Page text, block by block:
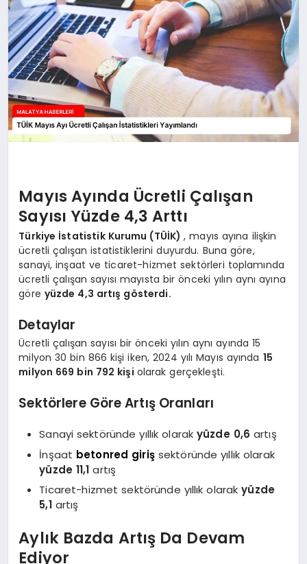
SAĞLIK
SIYASET
SPOR
Mayıs Ayında Ücretli Çalışan
Sayısı Yüzde 4,3 Arttı
Türkiye İstatistik Kurumu (TÜİK), mayıs ayına ilişkin
ücretli çalışan istatistiklerini duyurdu. Buna göre,
sanayi, inşaat ve ticaret-hizmet sektörleri toplamında
ücretli çalışan sayısı mayısta bir önceki yılın aynı ayına
göre yüzde 4,3 artış gösterdi.
Detaylar
Ücretli çalışan sayısı bir önceki yılın aynı ayında 15
milyon 30 bin 866 kişi iken, 2024 yılı Mayıs ayında 15
milyon 669 bin 792 kişi olarak gerçekleşti.
Sektörlere Göre Artış Oranları
Sanayi sektöründe yıllık olarakyüzde 0,6artış
İnşaat betonred girişsektöründe yıllık olarak
yüzde 11,1artış
Ticaret-hizmet sektöründe yıllık olarakyüzde
5,1 artış
Aylık Bazda Artış Da Devam
Ediyor